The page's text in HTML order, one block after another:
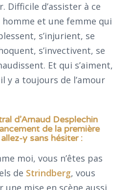
Difficile d’assister à ce
et une femme qui
s’injurient, se
s’invectivent, se
Et qui s’aiment,
y a toujours de l’amour
d’Arnaud Desplechin
de la première
y sans hésiter :
moi, vous n’êtes pas
de Strindberg, vous
une mise en scène aussi